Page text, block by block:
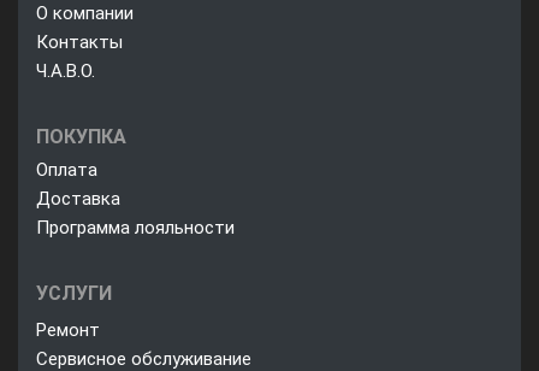
О компании
Контакты
Ч.А.В.О.
ПОКУПКА
Оплата
Доставка
Программа лояльности
УСЛУГИ
Ремонт
Сервисное обслуживание